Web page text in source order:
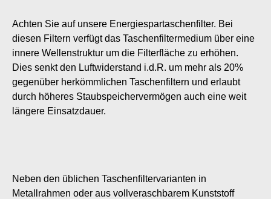
Achten Sie auf unsere Energiespartaschenfilter. Bei
diesen Filtern verfügt das Taschenfiltermedium über eine
innere Wellenstruktur um die Filterfläche zu erhöhen.
Dies senkt den Luftwiderstand i.d.R. um mehr als 20%
gegenüber herkömmlichen Taschenfiltern und erlaubt
durch höheres Staubspeichervermögen auch eine weit
längere Einsatzdauer.
Neben den üblichen Taschenfiltervarianten in
Metallrahmen oder aus vollveraschbarem Kunststoff